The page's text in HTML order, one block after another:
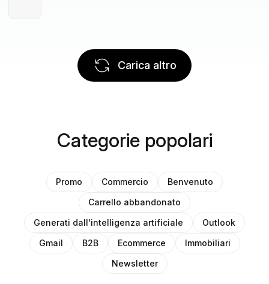
Carica altro
Categorie popolari
Promo Commercio
Benvenuto
Carrello abbandonato
Generati dall'intelligenza artificiale
Outlook
Gmail
B2B Ecommerce
Immobiliari
Newsletter